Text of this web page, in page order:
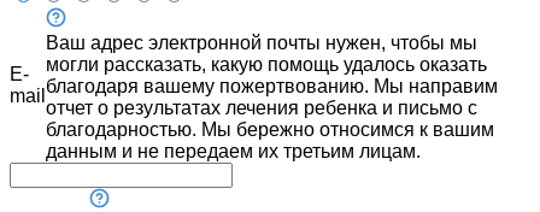
E-
mail
Ваш адрес электронной почты нужен, чтобы мы
могли рассказать, какую помощь удалось оказать
благодаря вашему пожертвованию. Мы направим
отчет о результатах лечения ребенка и письмо с
благодарностью. Мы бережно относимся к вашим
данным и не передаем их третьим лицам.